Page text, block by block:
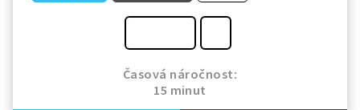
Časová náročnost:
15 minut